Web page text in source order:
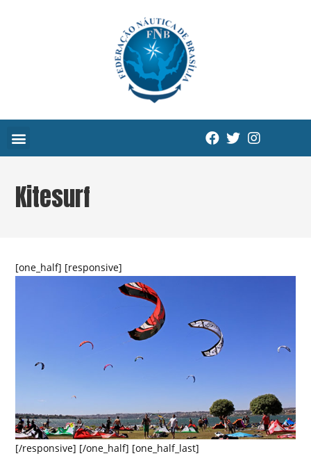
Kitesurf
[one_half] [responsive]
[/responsive] [/one_half] [one_half_last]